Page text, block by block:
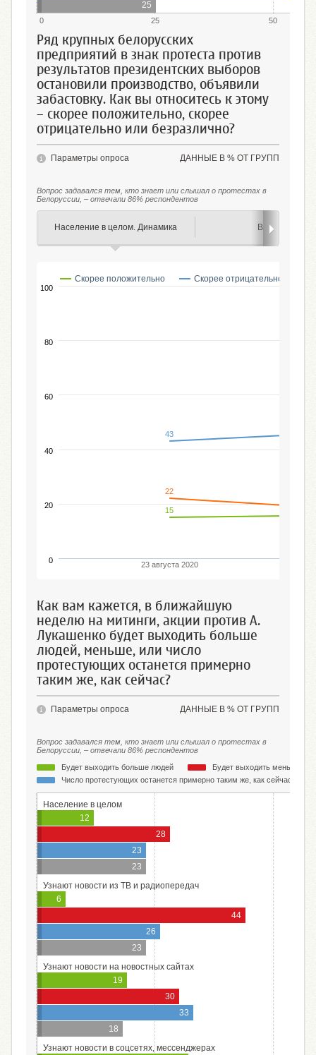
25
0 25 50
Ряд крупных белорусских
предприятий в знак протеста против
результатов президентских выборов
остановили производство, объявили
забастовку. Как вы относитесь к этому
– скорее положительно, скорее
отрицательно или безразлично?
ДАННЫЕ В % ОТ ГРУПП
Параметры опроса
Вопрос задавался тем, кто знает или слышал о протестах в
Белоруссии, – отвечали 86% респондентов
Население в целом. Динамика Возраст
22
43
15
Скорее положительно Скорее отрицательно
23 августа 2020
0
20
40
60
80
100
Как вам кажется, в ближайшую
неделю на митинги, акции против А.
Лукашенко будет выходить больше
людей, меньше, или число
протестующих останется примерно
таким же, как сейчас?
ДАННЫЕ В % ОТ ГРУПП
Параметры опроса
Вопрос задавался тем, кто знает или слышал о протестах в
Белоруссии, – отвечали 86% респондентов
Будет выходить больше людей
Будет выходить меньше
Число протестующих останется примерно таким же, как сейчас
Население в целом
12
28
23
23
Узнают новости из ТВ и радиопередач
6
44
26
23
Узнают новости на новостных сайтах
19
30
33
18
Узнают новости в соцсетях, мессенджерах